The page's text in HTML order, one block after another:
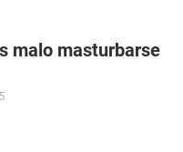
malo masturbarse